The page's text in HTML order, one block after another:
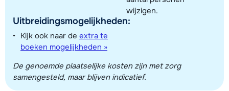
Uitbreidingsmogelijkheden:
Kijk ook naar de extra te
boeken mogelijkheden »
wijzigen.
De genoemde plaatselijke kosten zijn met zorg
samengesteld, maar blijven indicatief.